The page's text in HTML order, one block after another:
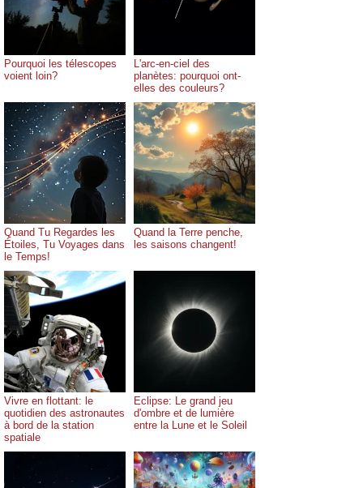
Pourquoi les télescopes
voient loin?
L'arc-en-ciel des
planètes: pourquoi ont-
elles des couleurs?
Quand Tu Regardes les
Étoiles, Tu Voyages dans
le Temps!
Quand la Terre penche,
les saisons changent!
Vivre en flottant: le
quotidien des astronautes
à bord de la station
spatiale
Eclipse: Le grand jeu
d'ombre et de lumière
entre la Lune et le Soleil